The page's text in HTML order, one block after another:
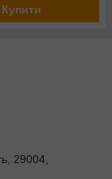
Купити
29004,